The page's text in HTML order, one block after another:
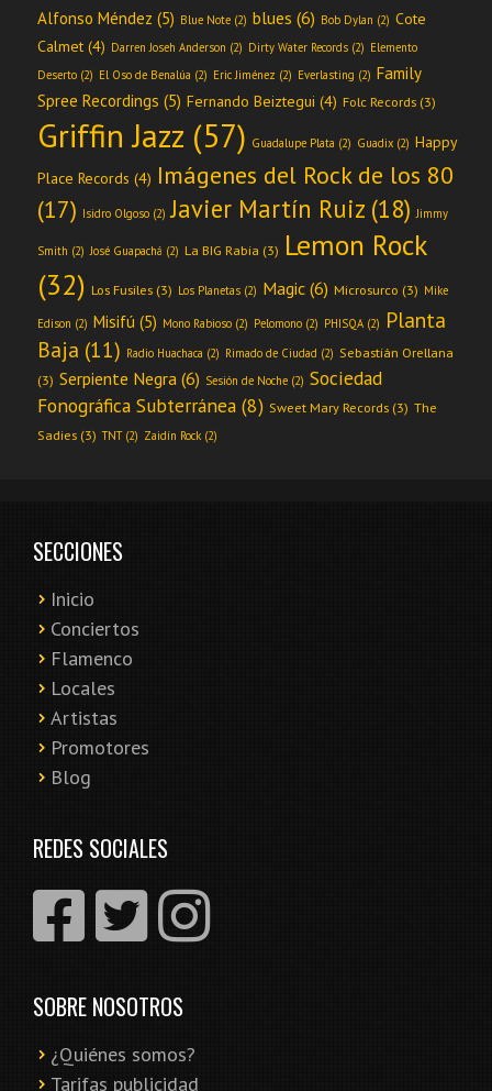
Alfonso Méndez (5) Blue Note (2) blues (6) Bob Dylan (2) Cote
Calmet (4) Darren Joseh Anderson (2) Dirty Water Records (2) Elemento
Deserto (2) El Oso de Benalúa (2) Eric Jiménez (2) Everlasting (2) Family
Spree Recordings (5) Fernando Beiztegui (4) Folc Records (3)
Griffin Jazz (57) Guadalupe Plata (2) Guadix (2) Happy
Place Records (4) Imágenes del Rock de los 80
(17) Isidro Olgoso (2) Javier Martín Ruiz (18) Jimmy
Smith (2) José Guapachá (2) La BIG Rabia (3) Lemon Rock
(32) Los Fusiles (3) Los Planetas (2) Magic (6) Microsurco (3) Mike
Edison (2) Misifú (5) Mono Rabioso (2) Pelomono (2) PHISQA (2) Planta
Baja (11) Radio Huachaca (2) Rimado de Ciudad (2) Sebastián Orellana
(3) Serpiente Negra (6) Sesión de Noche (2) Sociedad
Fonográfica Subterránea (8) Sweet Mary Records (3) The
Sadies (3) TNT(2) Zaidín Rock (2)
SECCIONES
Inicio
Conciertos
Flamenco
Locales
Artistas
Promotores
Blog
REDES SOCIALES
SOBRE NOSOTROS
¿Quiénes somos?
Tarifas publicidad